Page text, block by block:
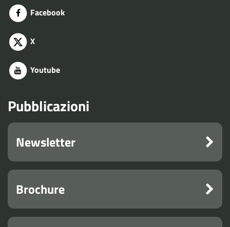
Facebook
X
Youtube
Pubblicazioni
Newsletter
Brochure